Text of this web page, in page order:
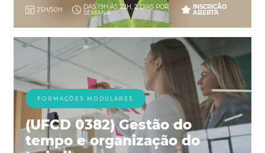
25H/50H DAS 19H ÀS 22H, 2 DIAS POR
SEMANA
INSCRIÇÃO
ABERTA
FORMAÇÕES MODULARES
(UFCD 0382) Gestão do
tempo e organização do